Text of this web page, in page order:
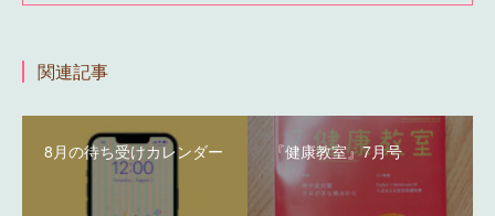
関連記事
8月の待ち受けカレンダー 『健康教室』7月号